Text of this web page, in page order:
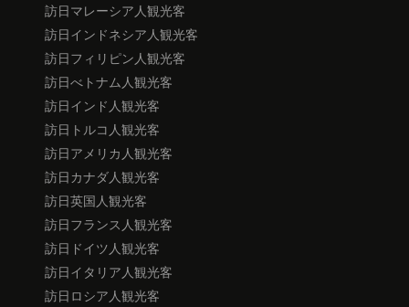
訪日マレーシア人観光客
訪日インドネシア人観光客
訪日フィリピン人観光客
訪日べトナム人観光客
訪日インド人観光客
訪日トルコ人観光客
訪日アメリカ人観光客
訪日カナダ人観光客
訪日英国人観光客
訪日フランス人観光客
訪日ドイツ人観光客
訪日イタリア人観光客
訪日ロシア人観光客